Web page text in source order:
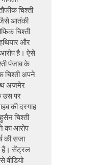
चिश्ती
जैसे आतंकी
चिश्ती
और
है। ऐसे
पंजाब के
चिश्ती अपने
अजमेर
उस पर
की दरगाह
चिश्ती
का आरोप
की सजा
हैं। सेंट्रल
वीडियो